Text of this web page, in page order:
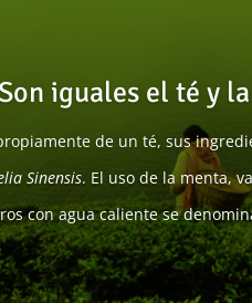
iguales el té y
de un té, sus
Sinensis. El uso de la menta,
con agua caliente se